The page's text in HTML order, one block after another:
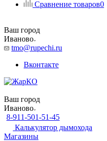
Сравнение товаров0
Ваш город
Иваново
tmo@rupechi.ru
Вконтакте
Ваш город
Иваново
8-911-501-51-45
Калькулятор дымохода
Магазины